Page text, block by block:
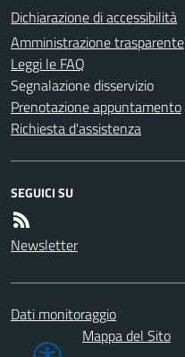
Dichiarazione di accessibilità
Amministrazione trasparente
Leggi le FAQ
Segnalazione disservizio
Prenotazione appuntamento
Richiesta d'assistenza
SEGUICI SU
Newsletter
Dati monitoraggio
Mappa del Sito